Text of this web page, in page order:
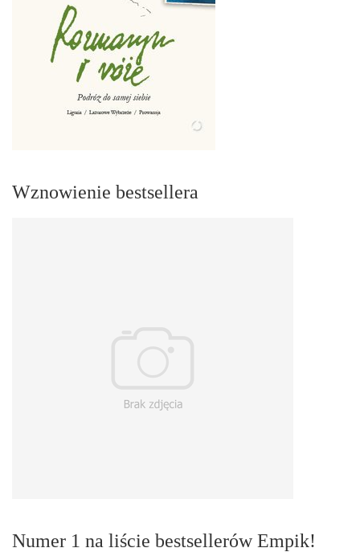
Wznowienie bestsellera
Numer 1 na liście bestsellerów Empik!